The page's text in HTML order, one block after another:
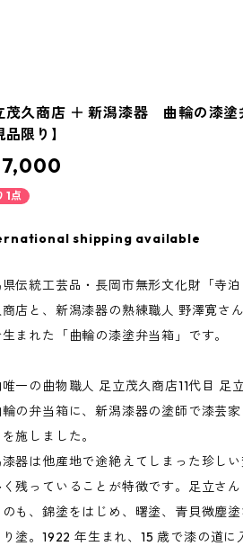
茂久商店 ＋ 新潟漆器 曲輪の漆
品限り】
1点
shipping available
伝統工芸品・長岡市無形文化財「寺
店と、新潟漆器の熟練職人 野澤寛さ
生まれた「曲輪の漆塗弁当箱」です。
唯一の曲物職人 足立茂久商店11代目 足
輪の弁当箱に、新潟漆器の塗師で漆芸
施しました。
器は他産地で途絶えてしまった珍し
く残っていることが特徴です。足立さ
も、錦塗をはじめ、曙塗、青貝微塵
塗。1922 年生まれ、15 歳で漆の道に